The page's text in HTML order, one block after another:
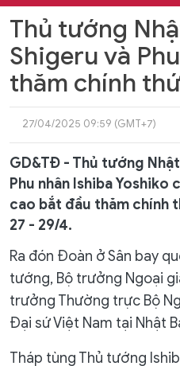
Thủ tướng
Shigeru và
thăm chính
27/04/2025 09:59 (GMT+7)
GD&TĐ - Thủ tướng
Phu nhân Ishiba
cao bắt đầu thăm chính
27 - 29/4.
Ra đón Đoàn ở Sân bay
tướng, Bộ trưởng Ngoại
trưởng Thường trực Bộ
Đại sứ Việt Nam tại Nhật
Tháp tùng Thủ tướng